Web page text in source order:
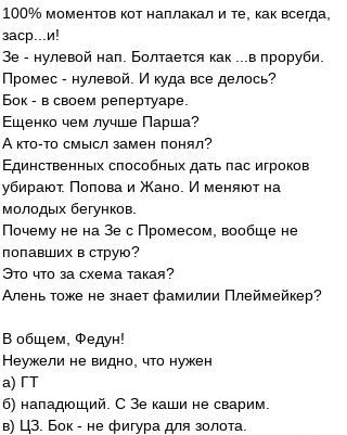
100% моментов кот наплакал и те, как всегда,
заср...и!
Зе - нулевой нап. Болтается как ...в проруби.
Промес - нулевой. И куда все делось?
Бок - в своем репертуаре.
Ещенко чем лучше Парша?
А кто-то смысл замен понял?
Единственных способных дать пас игроков
убирают. Попова и Жано. И меняют на
молодых бегунков.
Почему не на Зе с Промесом, вообще не
попавших в струю?
Это что за схема такая?
Алень тоже не знает фамилии Плеймейкер?
В общем, Федун!
Неужели не видно, что нужен
а) ГТ
б) нападющий. С Зе каши не сварим.
в) ЦЗ. Бок - не фигура для золота.